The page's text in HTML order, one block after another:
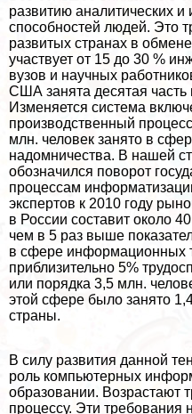
развитию аналитических
способностей людей. Это
развитых странах в
участвует от 15 до 30 %
вузов и научных
США занята десятая часть
Изменяется система
производственный
млн. человек занято в
надомничества. В нашей
обозначился поворот
процессам
экспертов к 2010 году
в России составит около
чем в 5 раз выше
в сфере информационных
приблизительно 5%
или порядка 3,5 млн.
этой сфере было занято
страны.
В силу развития данной
роль компьютерных
образовании. Возрастают
процессу. Эти требования